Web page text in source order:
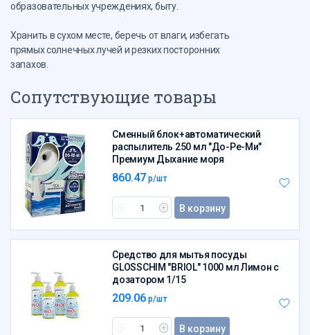
образовательных учреждениях, быту.
Хранить в сухом месте, беречь от влаги, избегать
прямых солнечных лучей и резких посторонних
запахов.
Сопутствующие товары
Сменный блок+автоматический
распылитель 250 мл "До-Ре-Ми"
Премиум Дыхание моря
860.47 р/шт
В корзину
Средство для мытья посуды
GLOSSCHIM "BRIOL" 1000 мл Лимон с
дозатором 1/15
209.06 р/шт
В корзину